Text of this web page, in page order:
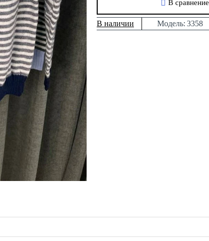
В наличии Модель: 3358
В сравнение